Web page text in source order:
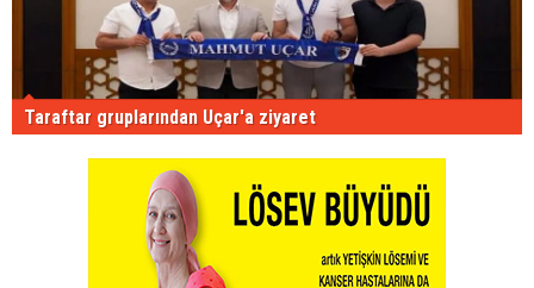
Taraftar gruplarından Uçar'a ziyaret